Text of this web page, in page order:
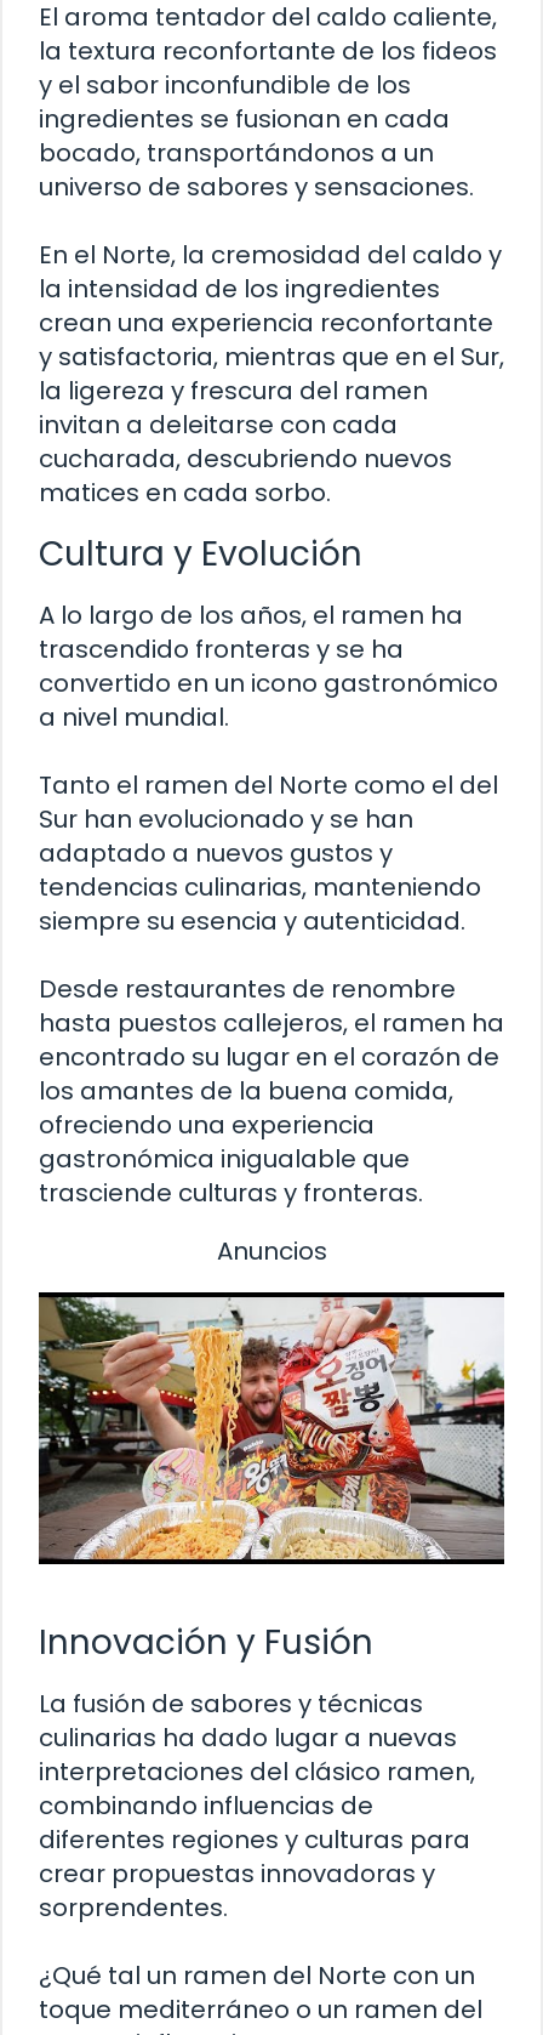
El aroma tentador del caldo caliente,
la textura reconfortante de los fideos
y el sabor inconfundible de los
ingredientes se fusionan en cada
bocado, transportándonos a un
universo de sabores y sensaciones.
En el Norte, la cremosidad del caldo y
la intensidad de los ingredientes
crean una experiencia reconfortante
y satisfactoria, mientras que en el Sur,
la ligereza y frescura del ramen
invitan a deleitarse con cada
cucharada, descubriendo nuevos
matices en cada sorbo.
Cultura y Evolución
A lo largo de los años, el ramen ha
trascendido fronteras y se ha
convertido en un icono gastronómico
a nivel mundial.
Tanto el ramen del Norte como el del
Sur han evolucionado y se han
adaptado a nuevos gustos y
tendencias culinarias, manteniendo
siempre su esencia y autenticidad.
Desde restaurantes de renombre
hasta puestos callejeros, el ramen ha
encontrado su lugar en el corazón de
los amantes de la buena comida,
ofreciendo una experiencia
gastronómica inigualable que
trasciende culturas y fronteras.
Anuncios
Innovación y Fusión
La fusión de sabores y técnicas
culinarias ha dado lugar a nuevas
interpretaciones del clásico ramen,
combinando influencias de
diferentes regiones y culturas para
crear propuestas innovadoras y
sorprendentes.
¿Qué tal un ramen del Norte con un
toque mediterráneo o un ramen del